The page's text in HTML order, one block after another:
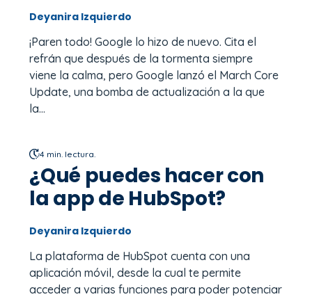
Deyanira Izquierdo
¡Paren todo! Google lo hizo de nuevo. Cita el
refrán que después de la tormenta siempre
viene la calma, pero Google lanzó el March Core
Update, una bomba de actualización a la que
la...
4 min. lectura.
¿Qué puedes hacer con
la app de HubSpot?
Deyanira Izquierdo
La plataforma de HubSpot cuenta con una
aplicación móvil, desde la cual te permite
acceder a varias funciones para poder potenciar